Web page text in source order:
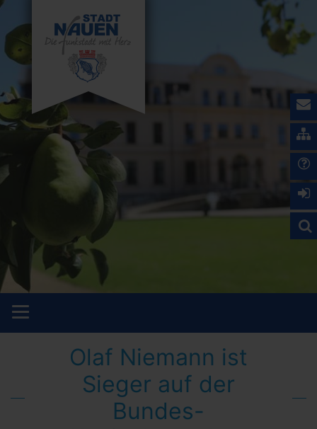
Olaf Niemann ist
Sieger auf der
Bundes-